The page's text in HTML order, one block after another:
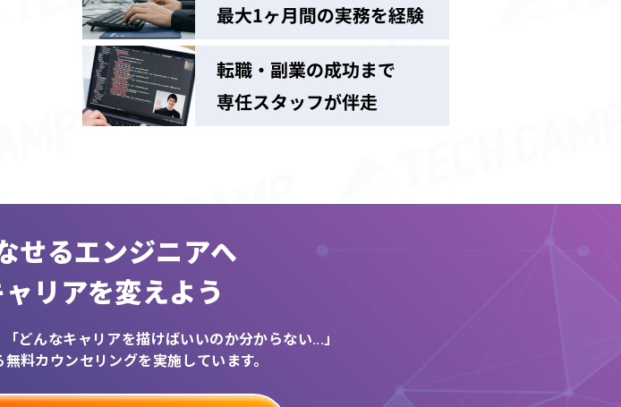
せるエンジニアへ
ャリアを変えよう
「どんなキャリアを描けばいいのか分からない...」
無料カウンセリングを実施しています。